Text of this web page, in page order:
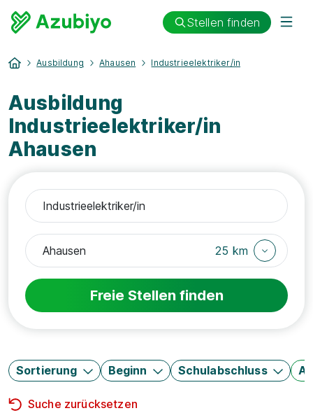
Stellen finden
Ausbildung Ahausen Industrieelektriker/in
Ausbildung
Industrieelektriker/in
Ahausen
25 km
Freie Stellen finden
Sortierung Beginn Schulabschluss
Suche zurücksetzen